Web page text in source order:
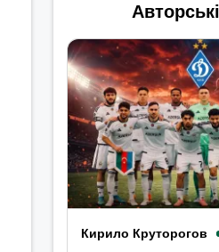
Кирило Круторогов